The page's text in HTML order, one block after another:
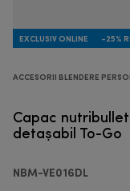
EXCLUSIV ONLINE -25%
ACCESORII BLENDERE
Capac
detașabil To-Go
NBM-VE016DL